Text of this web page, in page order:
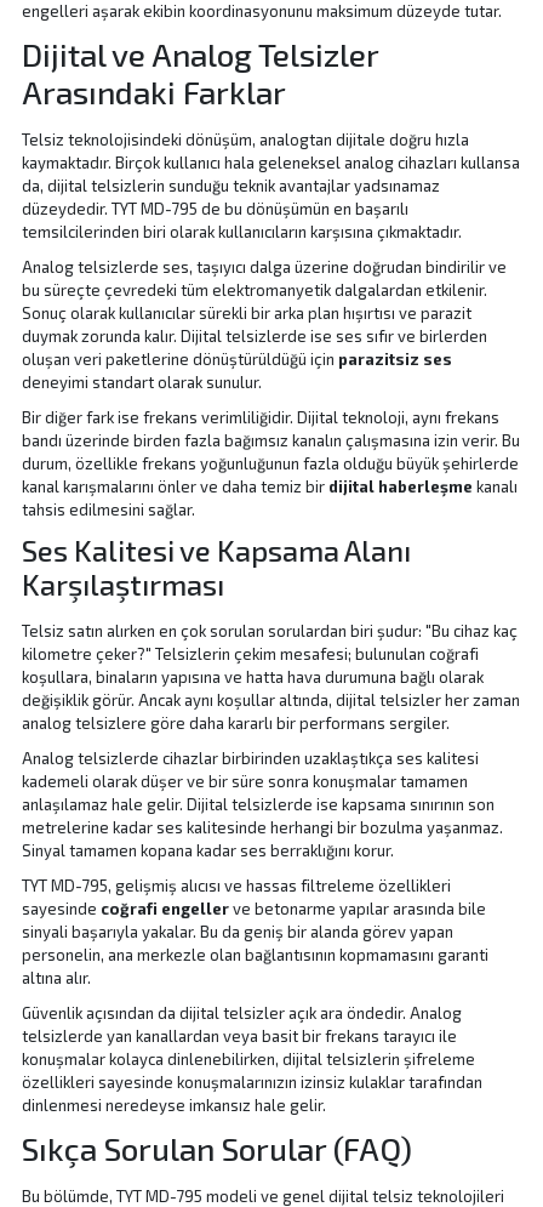
engelleri aşarak ekibin koordinasyonunu maksimum düzeyde tutar.
Dijital ve Analog Telsizler
Arasındaki Farklar
Telsiz teknolojisindeki dönüşüm, analogtan dijitale doğru hızla
kaymaktadır. Birçok kullanıcı hala geleneksel analog cihazları kullansa
da, dijital telsizlerin sunduğu teknik avantajlar yadsınamaz
düzeydedir. TYT MD-795 de bu dönüşümün en başarılı
temsilcilerinden biri olarak kullanıcıların karşısına çıkmaktadır.
Analog telsizlerde ses, taşıyıcı dalga üzerine doğrudan bindirilir ve
bu süreçte çevredeki tüm elektromanyetik dalgalardan etkilenir.
Sonuç olarak kullanıcılar sürekli bir arka plan hışırtısı ve parazit
duymak zorunda kalır. Dijital telsizlerde ise ses sıfır ve birlerden
oluşan veri paketlerine dönüştürüldüğü için parazitsiz ses
deneyimi standart olarak sunulur.
Bir diğer fark ise frekans verimliliğidir. Dijital teknoloji, aynı frekans
bandı üzerinde birden fazla bağımsız kanalın çalışmasına izin verir. Bu
durum, özellikle frekans yoğunluğunun fazla olduğu büyük şehirlerde
kanal karışmalarını önler ve daha temiz bir dijital haberleşme kanalı
tahsis edilmesini sağlar.
Ses Kalitesi ve Kapsama Alanı
Karşılaştırması
Telsiz satın alırken en çok sorulan sorulardan biri şudur: "Bu cihaz kaç
kilometre çeker?" Telsizlerin çekim mesafesi; bulunulan coğrafi
koşullara, binaların yapısına ve hatta hava durumuna bağlı olarak
değişiklik görür. Ancak aynı koşullar altında, dijital telsizler her zaman
analog telsizlere göre daha kararlı bir performans sergiler.
Analog telsizlerde cihazlar birbirinden uzaklaştıkça ses kalitesi
kademeli olarak düşer ve bir süre sonra konuşmalar tamamen
anlaşılamaz hale gelir. Dijital telsizlerde ise kapsama sınırının son
metrelerine kadar ses kalitesinde herhangi bir bozulma yaşanmaz.
Sinyal tamamen kopana kadar ses berraklığını korur.
TYT MD-795, gelişmiş alıcısı ve hassas filtreleme özellikleri
sayesinde coğrafi engellerve betonarme yapılar arasında bile
sinyali başarıyla yakalar. Bu da geniş bir alanda görev yapan
personelin, ana merkezle olan bağlantısının kopmamasını garanti
altına alır.
Güvenlik açısından da dijital telsizler açık ara öndedir. Analog
telsizlerde yan kanallardan veya basit bir frekans tarayıcı ile
konuşmalar kolayca dinlenebilirken, dijital telsizlerin şifreleme
özellikleri sayesinde konuşmalarınızın izinsiz kulaklar tarafından
dinlenmesi neredeyse imkansız hale gelir.
Sıkça Sorulan Sorular (FAQ)
Bu bölümde, TYT MD-795 modeli ve genel dijital telsiz teknolojileri